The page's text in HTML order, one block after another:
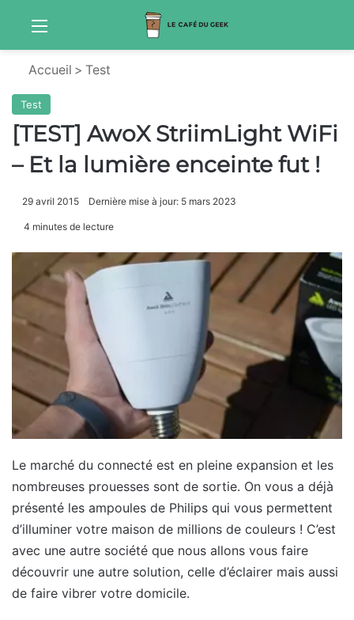
Accueil > Test
Test
[TEST] AwoX StriimLight WiFi
– Et la lumière enceinte fut !
29 avril 2015 Dernière mise à jour: 5 mars 2023
4 minutes de lecture
Le marché du connecté est en pleine expansion et les
nombreuses prouesses sont de sortie. On vous a déjà
présenté les ampoules de Philips qui vous permettent
d’illuminer votre maison de millions de couleurs ! C’est
avec une autre société que nous allons vous faire
découvrir une autre solution, celle d’éclairer mais aussi
de faire vibrer votre domicile.